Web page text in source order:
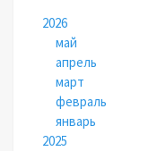
2026
май
апрель
март
февраль
январь
2025